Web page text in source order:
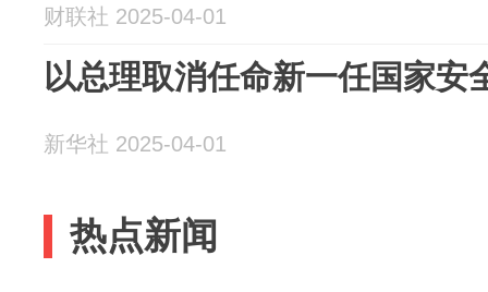
财联社 2025-04-01
以总理取消任命新一任国家安
新华社 2025-04-01
热点新闻